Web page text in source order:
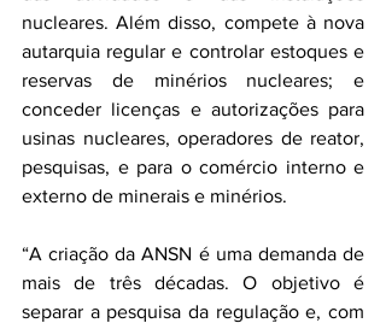
nucleares. Além disso, compete à nova
autarquia regular e controlar estoques e
reservas de minérios nucleares; e
conceder licenças e autorizações para
usinas nucleares, operadores de reator,
pesquisas, e para o comércio interno e
externo de minerais e minérios.
“A criação da ANSN é uma demanda de
mais de três décadas. O objetivo é
separar a pesquisa da regulação e, com